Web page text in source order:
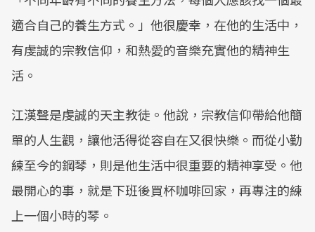
適合自己的養生方式。」他很慶幸，在他的生活中，
有虔誠的宗教信仰，和熱愛的音樂充實他的精神生
活。
江漢聲是虔誠的天主教徒。他說，宗教信仰帶給他簡
單的人生觀，讓他活得從容自在又很快樂。而從小勤
練至今的鋼琴，則是他生活中很重要的精神享受。他
最開心的事，就是下班後買杯咖啡回家，再專注的練
上一個小時的琴。